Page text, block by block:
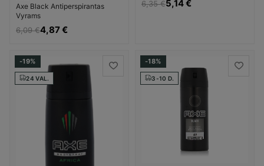
Axe Black Antiperspirantas
Vyrams
6,09 €4,87 €
antiperspirantas Vyrams
6,35 €5,14 €
-19%
24 VAL.
-18%
3-10 D.